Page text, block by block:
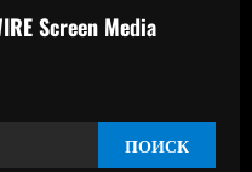
Screen Media